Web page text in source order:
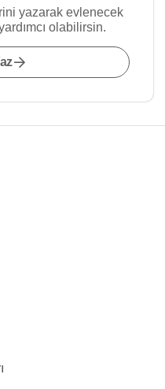
yazarak evlenecek
olabilirsin.